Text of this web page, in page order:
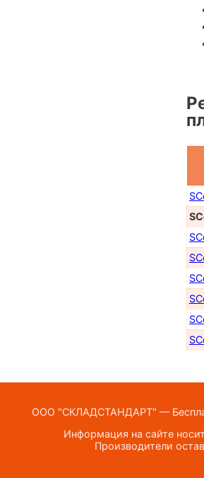
ООО "СКЛАДСТАНДАРТ" —
Информация на сайте
Производители